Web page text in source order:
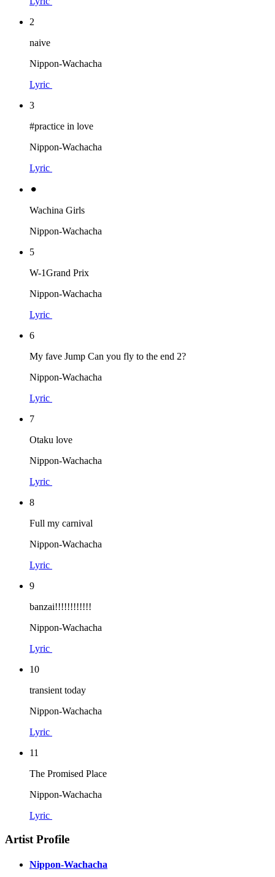
2
naive
Nippon-Wachacha
Lyric
3
#practice in love
Nippon-Wachacha
Lyric
⚫︎
Wachina Girls
Nippon-Wachacha
5
W-1Grand Prix
Nippon-Wachacha
Lyric
6
My fave Jump Can you fly to the end 2?
Nippon-Wachacha
Lyric
7
Otaku love
Nippon-Wachacha
Lyric
8
Full my carnival
Nippon-Wachacha
Lyric
9
banzai!!!!!!!!!!!!
Nippon-Wachacha
Lyric
10
transient today
Nippon-Wachacha
Lyric
11
The Promised Place
Nippon-Wachacha
Lyric
Artist Profile
Nippon-Wachacha